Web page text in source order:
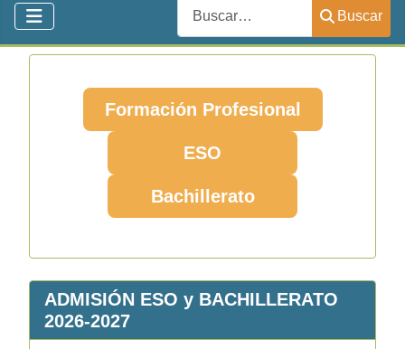
Buscar
Formación Profesional
ESO
Bachillerato
ADMISIÓN ESO y BACHILLERATO
2026-2027